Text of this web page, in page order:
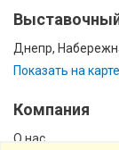
Днепр,
Показать на карте
Компания
О нас